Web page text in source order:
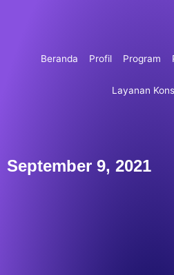
Beranda
Profil Program
Layanan
September 9, 2021